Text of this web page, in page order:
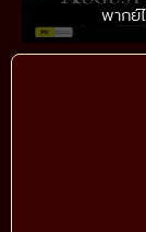
พากย์